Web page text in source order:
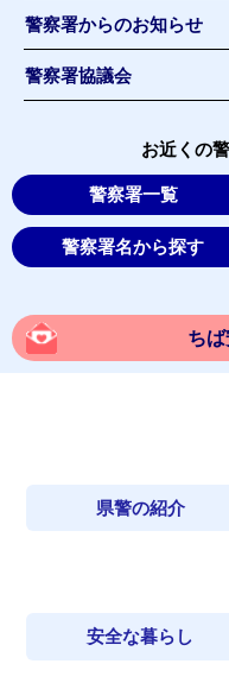
警察署からのお知らせ
警察署協議会
お近くの
警察署一覧
警察署名から探す
ち
県警の紹介
安全な暮らし